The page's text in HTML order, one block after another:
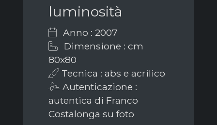
luminosità
Anno : 2007
Dimensione : cm
80x80
Tecnica : abs e acrilico
Autenticazione :
autentica di Franco
Costalonga su foto